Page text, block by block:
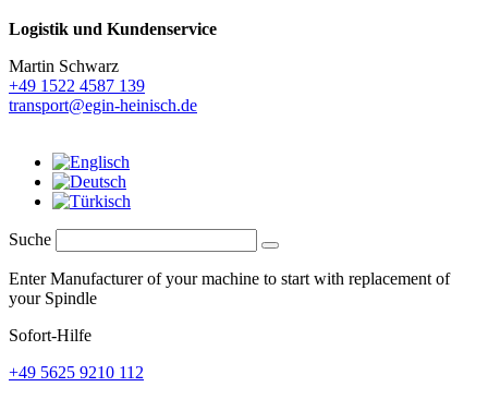
Logistik und Kundenservice
Martin Schwarz
+49 1522 4587 139
transport@egin-heinisch.de
Suche
Enter Manufacturer of your machine to start with replacement of
your Spindle
Sofort-Hilfe
+49 5625 9210 112